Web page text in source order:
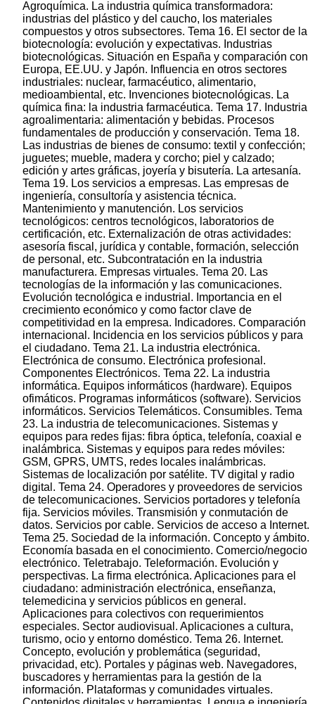
Agroquímica. La industria química transformadora:
industrias del plástico y del caucho, los materiales
compuestos y otros subsectores. Tema 16. El sector de la
biotecnología: evolución y expectativas. Industrias
biotecnológicas. Situación en España y comparación con
Europa, EE.UU. y Japón. Influencia en otros sectores
industriales: nuclear, farmacéutico, alimentario,
medioambiental, etc. Invenciones biotecnológicas. La
química fina: la industria farmacéutica. Tema 17. Industria
agroalimentaria: alimentación y bebidas. Procesos
fundamentales de producción y conservación. Tema 18.
Las industrias de bienes de consumo: textil y confección;
juguetes; mueble, madera y corcho; piel y calzado;
edición y artes gráficas, joyería y bisutería. La artesanía.
Tema 19. Los servicios a empresas. Las empresas de
ingeniería, consultoría y asistencia técnica.
Mantenimiento y manutención. Los servicios
tecnológicos: centros tecnológicos, laboratorios de
certificación, etc. Externalización de otras actividades:
asesoría fiscal, jurídica y contable, formación, selección
de personal, etc. Subcontratación en la industria
manufacturera. Empresas virtuales. Tema 20. Las
tecnologías de la información y las comunicaciones.
Evolución tecnológica e industrial. Importancia en el
crecimiento económico y como factor clave de
competitividad en la empresa. Indicadores. Comparación
internacional. Incidencia en los servicios públicos y para
el ciudadano. Tema 21. La industria electrónica.
Electrónica de consumo. Electrónica profesional.
Componentes Electrónicos. Tema 22. La industria
informática. Equipos informáticos (hardware). Equipos
ofimáticos. Programas informáticos (software). Servicios
informáticos. Servicios Telemáticos. Consumibles. Tema
23. La industria de telecomunicaciones. Sistemas y
equipos para redes fijas: fibra óptica, telefonía, coaxial e
inalámbrica. Sistemas y equipos para redes móviles:
GSM, GPRS, UMTS, redes locales inalámbricas.
Sistemas de localización por satélite. TV digital y radio
digital. Tema 24. Operadores y proveedores de servicios
de telecomunicaciones. Servicios portadores y telefonía
fija. Servicios móviles. Transmisión y conmutación de
datos. Servicios por cable. Servicios de acceso a Internet.
Tema 25. Sociedad de la información. Concepto y ámbito.
Economía basada en el conocimiento. Comercio/negocio
electrónico. Teletrabajo. Teleformación. Evolución y
perspectivas. La firma electrónica. Aplicaciones para el
ciudadano: administración electrónica, enseñanza,
telemedicina y servicios públicos en general.
Aplicaciones para colectivos con requerimientos
especiales. Sector audiovisual. Aplicaciones a cultura,
turismo, ocio y entorno doméstico. Tema 26. Internet.
Concepto, evolución y problemática (seguridad,
privacidad, etc). Portales y páginas web. Navegadores,
buscadores y herramientas para la gestión de la
información. Plataformas y comunidades virtuales.